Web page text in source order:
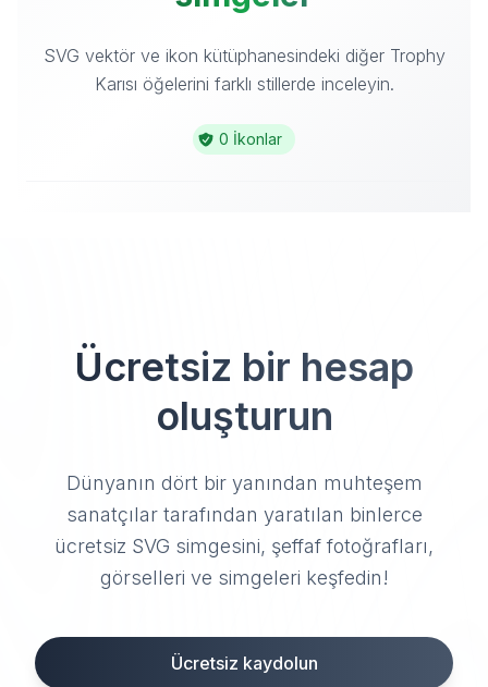
SVG vektör ve ikon kütüphanesindeki diğer Trophy
Karısı öğelerini farklı stillerde inceleyin.
0 İkonlar
Ücretsiz bir hesap
oluşturun
Dünyanın dört bir yanından muhteşem
sanatçılar tarafından yaratılan binlerce
ücretsiz SVG simgesini, şeffaf fotoğrafları,
görselleri ve simgeleri keşfedin!
Ücretsiz kaydolun